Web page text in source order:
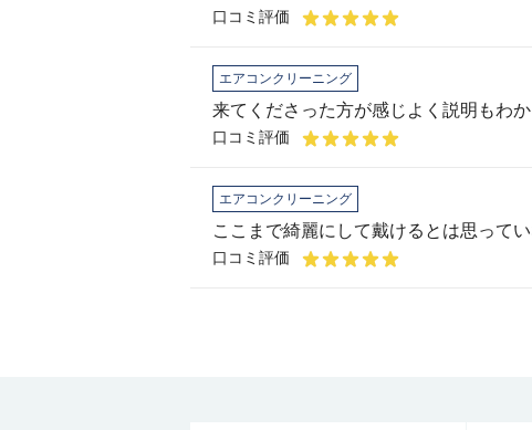
口コミ評価
エアコンクリーニング
口コミ評価
エアコンクリーニング
ここまで綺麗にして戴けるとは思って
口コミ評価